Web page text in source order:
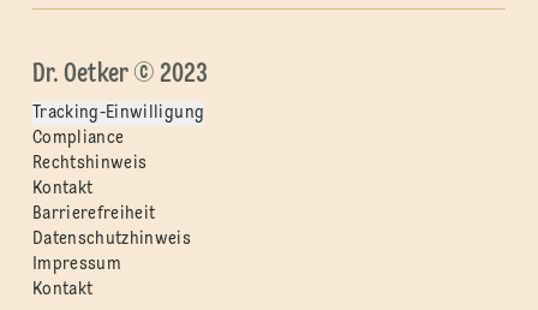
Dr. Oetker © 2023
Tracking-Einwilligung
Compliance
Rechtshinweis
Kontakt
Barrierefreiheit
Datenschutzhinweis
Impressum
Kontakt